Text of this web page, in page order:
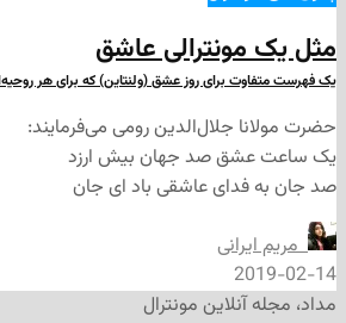
عاشق
برای روز عشق (ولنتاین) که برای هر روحیه‌ای پیشنهادی دارد
جلال‌الدین رومی می‌فرمایند:
صد جهان بیش ارزد
عاشقی باد ای جان
مونترال